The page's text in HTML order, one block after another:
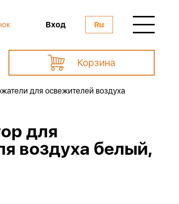
Вход Ru
Корзина
для освежителей воздуха
для
воздуха белый,